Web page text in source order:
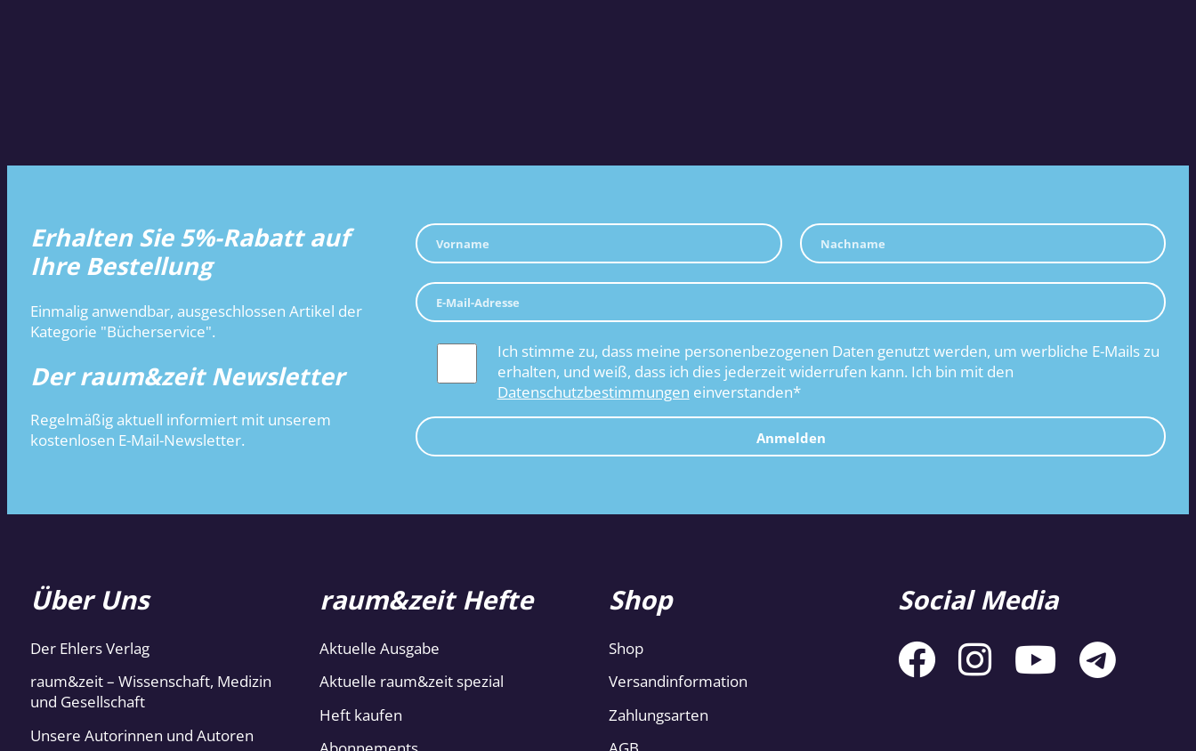
Erhalten Sie 5%-Rabatt auf
Ihre Bestellung
Einmalig anwendbar, ausgeschlossen Artikel der
Kategorie "Bücherservice".
Der raum&zeit Newsletter
Regelmäßig aktuell informiert mit unserem
kostenlosen E-Mail-Newsletter.
Ich stimme zu, dass meine personenbezogenen Daten genutzt werden, um werbliche E-Mails zu
erhalten, und weiß, dass ich dies jederzeit widerrufen kann. Ich bin mit den
Datenschutzbestimmungen einverstanden*
Anmelden
Über Uns
Der Ehlers Verlag
raum&zeit – Wissenschaft, Medizin
und Gesellschaft
Unsere Autorinnen und Autoren
raum&zeit Hefte
Aktuelle Ausgabe
Aktuelle raum&zeit spezial
Heft kaufen
Shop
Shop
Versandinformation
Zahlungsarten
Social Media